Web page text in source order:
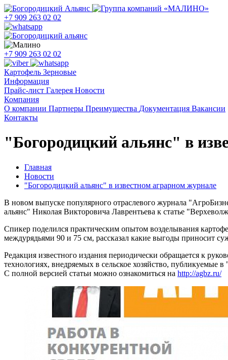
+7 909 263 02 02
+7 909 263 02 02
Картофель Зерновые
Информация
Прайс-лист Галерея Новости
Компания
О компании Партнеры Преимущества Документация Вакансии
Контакты
"Богородицкий альянс" в
Главная
Новости
"Богородицкий альянс" в известном аграрном журнале
В новом выпуске популярного отраслевого журнала
альянс" Николая Викторовича Лаврентьева к статье
Спикер поделился практическим опытом возделывания
междурядьями 90 и 75 см, рассказал какие выгоды приносит
Редакция известного издания периодически обращается к
технологиях, внедряемых в сельское хозяйство,
С полной версией статьи можно ознакомиться на http://agbz.ru/